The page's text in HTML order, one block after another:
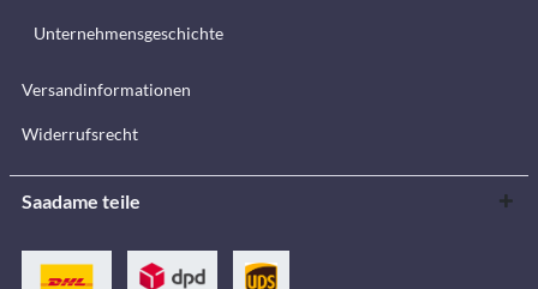
Unternehmensgeschichte
Versandinformationen
Widerrufsrecht
Saadame teile